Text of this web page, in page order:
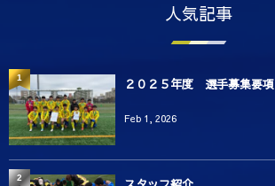
人気記事
２０２５年度 選手募集要項
Feb 1, 2026
1
2